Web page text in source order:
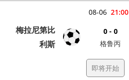
21:00
08-06
梅拉尼第比
利斯
0 - 0
格鲁丙
即将开始